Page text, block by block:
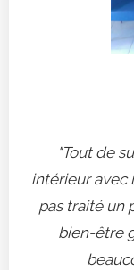
"Tout de
intérieur avec
pas traité un
bien-être